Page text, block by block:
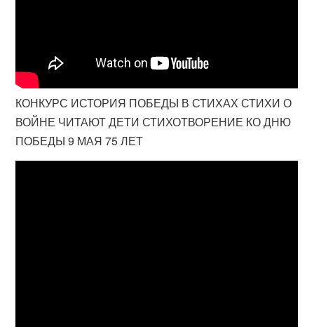
КОНКУРС ИСТОРИЯ ПОБЕДЫ В СТИХАХ СТИХИ О
ВОЙНЕ ЧИТАЮТ ДЕТИ СТИХОТВОРЕНИЕ КО ДНЮ
ПОБЕДЫ 9 МАЯ 75 ЛЕТ